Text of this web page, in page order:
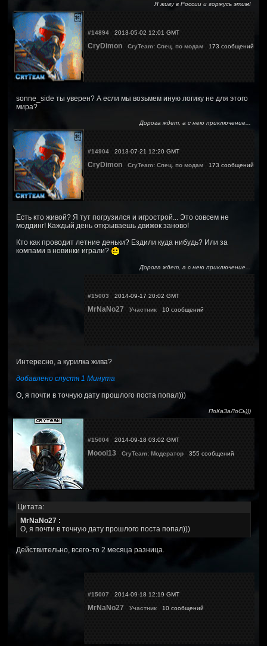
Я живу в России и горжусь этим!
#14894 2013-05-02 12:01 GMT
CryDimon CryTeam: Спец. по модам 173 сообщений
sonne_side ты уверен? А если мы возьмем иную логику не для этого
мира?
Дорога ждет, а с нею приключение...
#14904 2013-07-21 12:20 GMT
CryDimon CryTeam: Спец. по модам 173 сообщений
Есть кто живой? Я тут погрузился и игрострой... Это совсем не
моддинг! Каждый день открываешь движок заново!
Кто как проводит летние деньки? Ездили куда нибудь? Или за
компами в новинки играли?
Дорога ждет, а с нею приключение...
#15003 2014-09-17 20:02 GMT
MrNaNo27 Участник 10 сообщений
Интересно, а курилка жива?
добавлено спустя 1 Минута
О, я почти в точную дату прошлого поста попал)))
ПоКаЗаЛоСь)))
#15004 2014-09-18 03:02 GMT
Moool13 CryTeam: Модератор 355 сообщений
Цитата:
MrNaNo27 :
О, я почти в точную дату прошлого поста попал)))
Действительно, всего-то 2 месяца разница.
#15007 2014-09-18 12:19 GMT
MrNaNo27 Участник 10 сообщений